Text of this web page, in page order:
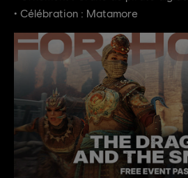
• Célébration : Matamore